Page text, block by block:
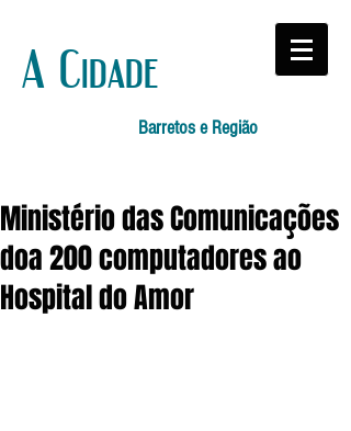
A Cidade
Barretos e Região
Ministério das Comunicações
doa 200 computadores ao
Hospital do Amor